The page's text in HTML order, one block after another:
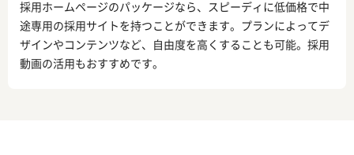
採用ホームページのパッケージなら、スピーディに低価格で中
途専用の採用サイトを持つことができます。プランによってデ
ザインやコンテンツなど、自由度を高くすることも可能。採用
動画の活用もおすすめです。